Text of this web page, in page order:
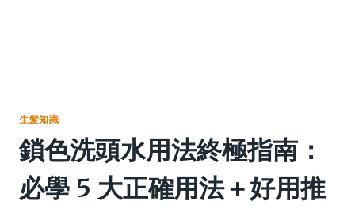
生髮知識
鎖色洗頭水用法終極指南：
必學 5 大正確用法＋好用推